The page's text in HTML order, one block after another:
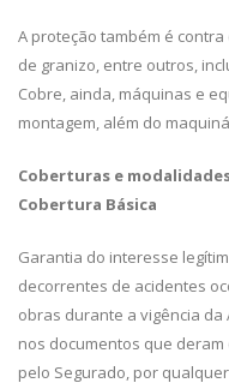
A proteção também é
de granizo, entre outros,
Cobre, ainda, máquinas e
montagem, além do
Coberturas e
Cobertura Básica
Garantia do interesse
decorrentes de acidentes
obras durante a vigência da
nos documentos que deram
pelo Segurado, por